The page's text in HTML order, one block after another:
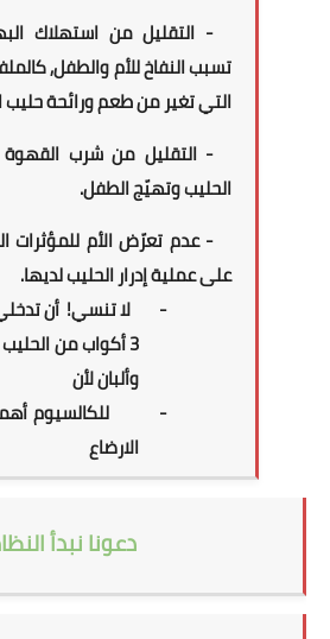
- التقليل من استهلاك
تسبب النفاخ للأم والطفل,
التي تغير من طعم ورائحة حليب
- التقليل من شرب القهوة
الحليب وتهيّج الطفل.
- عدم تعرّض الأم للمؤثرات
على عملية إدرار الحليب لديها.
-
لا تنسي! أن
3 أكواب من
وألبان لأن
-
للكالسيوم
الارضاع
دعونا نبدأ